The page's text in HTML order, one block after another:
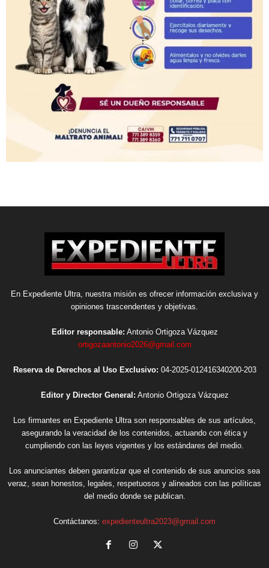
En Expediente Ultra, nuestra misión es ofrecer información exclusiva y
opiniones trascendentes y objetivas.
Editor responsable: Antonio Ortigoza Vázquez
ortigozaantonio2026@gmail.com
Reserva de Derechos al Uso Exclusivo: 04-2025-012416340200-203
Editor y Director General: Antonio Ortigoza Vázquez
Los firmantes en Expediente Ultra son responsables de sus artículos,
asegurando la veracidad de los contenidos, actuando con ética y
cumpliendo con las leyes vigentes y los estándares del medio.
Los anunciantes deben garantizar que el contenido de sus anuncios sea
veraz, sean honestos, legales, respetuosos y alineados con las políticas
del medio donde se publican.
Contáctanos: expedienteultra2023@gmail.com